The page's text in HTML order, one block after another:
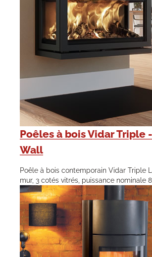
Poêles à bois Vidar Triple
Wall
Poêle à bois contemporain Vidar Triple
mur, 3 cotés vitrés, puissance nominale